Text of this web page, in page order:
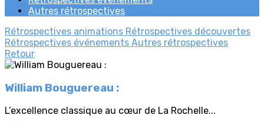
Autres rétrospectives
Rétrospectives animations Rétrospectives découvertes
Rétrospectives événements Autres rétrospectives
Retour
William Bouguereau :
L’excellence classique au cœur de La Rochelle...